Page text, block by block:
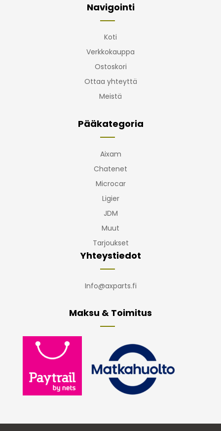
Navigointi
Koti
Verkkokauppa
Ostoskori
Ottaa yhteyttä
Meistä
Pääkategoria
Aixam
Chatenet
Microcar
Ligier
JDM
Muut
Tarjoukset
Yhteystiedot
Info@axparts.fi
Maksu & Toimitus